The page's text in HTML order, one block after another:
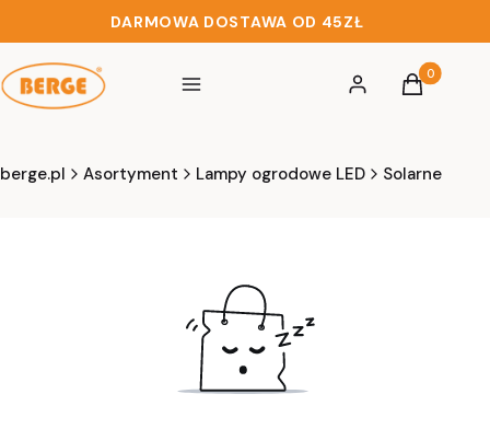
DARMOWA DOSTAWA OD 45ZŁ
Menu Zaloguj sięProdukty
Koszyk
berge.pl Asortyment Lampy ogrodowe LED Solarne